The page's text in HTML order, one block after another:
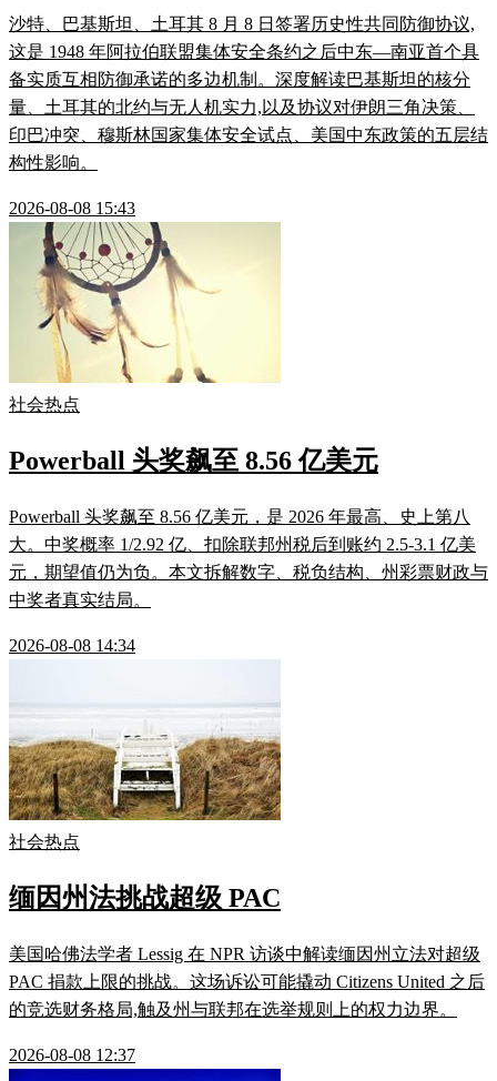
沙特、巴基斯坦、土耳其 8 月 8 日签署历史性共同防御协议,
这是 1948 年阿拉伯联盟集体安全条约之后中东—南亚首个具
备实质互相防御承诺的多边机制。深度解读巴基斯坦的核分
量、土耳其的北约与无人机实力,以及协议对伊朗三角决策、
印巴冲突、穆斯林国家集体安全试点、美国中东政策的五层结
构性影响。
2026-08-08 15:43
社会热点
Powerball 头奖飙至 8.56 亿美元
Powerball 头奖飙至 8.56 亿美元，是 2026 年最高、史上第八
大。中奖概率 1/2.92 亿、扣除联邦州税后到账约 2.5-3.1 亿美
元，期望值仍为负。本文拆解数字、税负结构、州彩票财政与
中奖者真实结局。
2026-08-08 14:34
社会热点
缅因州法挑战超级 PAC
美国哈佛法学者 Lessig 在 NPR 访谈中解读缅因州立法对超级
PAC 捐款上限的挑战。这场诉讼可能撬动 Citizens United 之后
的竞选财务格局,触及州与联邦在选举规则上的权力边界。
2026-08-08 12:37